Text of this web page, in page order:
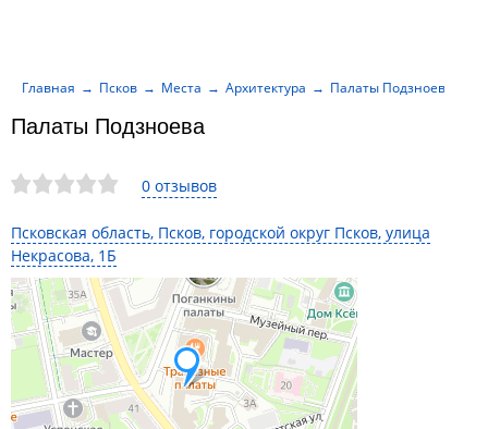
0 отзывов
Псковская область, Псков, городской округ Псков, улица
Некрасова, 1Б
Палаты Подзноева
Главная Псков Места Архитектура Палаты Подзноева